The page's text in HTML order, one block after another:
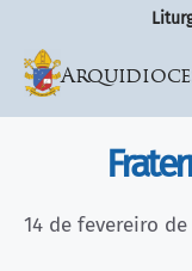
14 de fevereiro de